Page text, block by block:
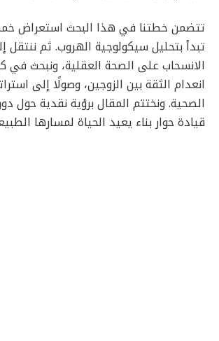
تتضمن خطتنا في هذا البحث استعراض
تبدأ بتحليل سيكولوجية الهروب. ثم ننتقل
الانسحاب على الصحة العقلية، ونبحث في
انعدام الثقة بين الزوجين، وصولًا إلى
الصحية. ونختتم المقال برؤية نقدية حول
قيادة حوار بناء يعيد الحياة لمسارها